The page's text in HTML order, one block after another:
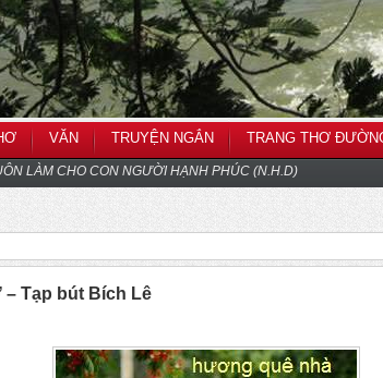
VĂN TRUYỆN NGẮN TRANG THƠ
LÀM CHO CON NGƯỜI HẠNH PHÚC (N.H.D)
– Tạp bút Bích Lê